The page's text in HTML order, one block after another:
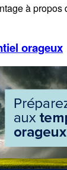
à propos
orageux